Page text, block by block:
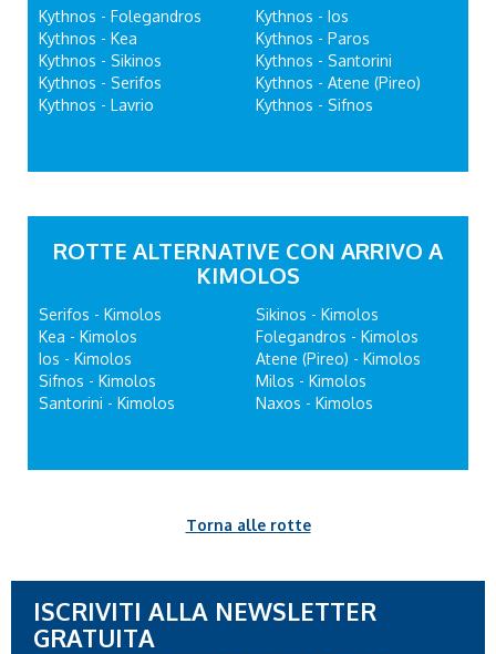
Kythnos - Folegandros
Kythnos - Kea
Kythnos - Sikinos
Kythnos - Serifos
Kythnos - Lavrio
Kythnos - Ios
Kythnos - Paros
Kythnos - Santorini
Kythnos - Atene (Pireo)
Kythnos - Sifnos
ROTTE ALTERNATIVE CON ARRIVO A
KIMOLOS
Serifos - Kimolos
Kea - Kimolos
Ios - Kimolos
Sifnos - Kimolos
Santorini - Kimolos
Sikinos - Kimolos
Folegandros - Kimolos
Atene (Pireo) - Kimolos
Milos - Kimolos
Naxos - Kimolos
Torna alle rotte
ISCRIVITI ALLA NEWSLETTER
GRATUITA